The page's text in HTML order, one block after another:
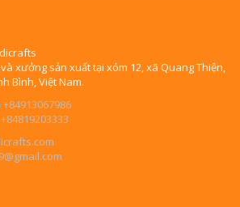
xưởng sản xuất tại xóm 12, xã Quang Thiện,
Bình, Việt Nam.
+84913067986
+84819203333